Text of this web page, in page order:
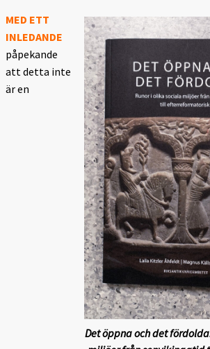
Det öppna och det
MED ETT
INLEDANDE
påpekande
att detta inte
är en